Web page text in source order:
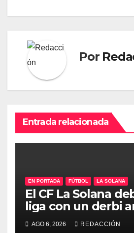
Por
Entrada relacionada
EN PORTADA FÚTBOL LA SOLANA
El CF La Solana
liga con un derbi
Manchego Ciudad
AGO 6, 2026 REDACCIÓN